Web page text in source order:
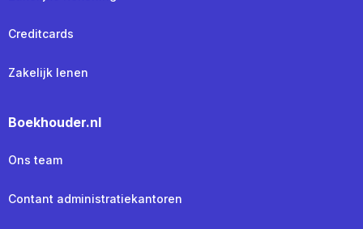
Creditcards
Zakelijk lenen
Boekhouder.nl
Ons team
Contant administratiekantoren